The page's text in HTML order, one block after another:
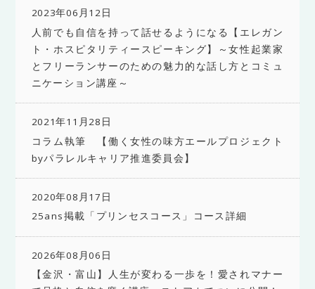
2023年06月12日
人前でも自信を持って話せるようになる【エレガン
ト・ホスピタリティースピーキング】～女性起業家
とフリーランサーのための魅力的な話し方とコミュ
ニケーション講座～
2021年11月28日
コラム執筆 【働く女性の味方エールプロジェクト
byパラレルキャリア推進委員会】
2020年08月17日
25ans掲載「プリンセスコース」コース詳細
2026年08月06日
【金沢・富山】人生が変わる一歩を！愛されマナー